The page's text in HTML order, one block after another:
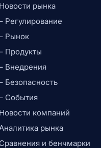
Новости рынка
Регулирование
Рынок
Продукты
Внедрения
Безопасность
События
Новости компаний
рынка
Сравнения и бенчмарки